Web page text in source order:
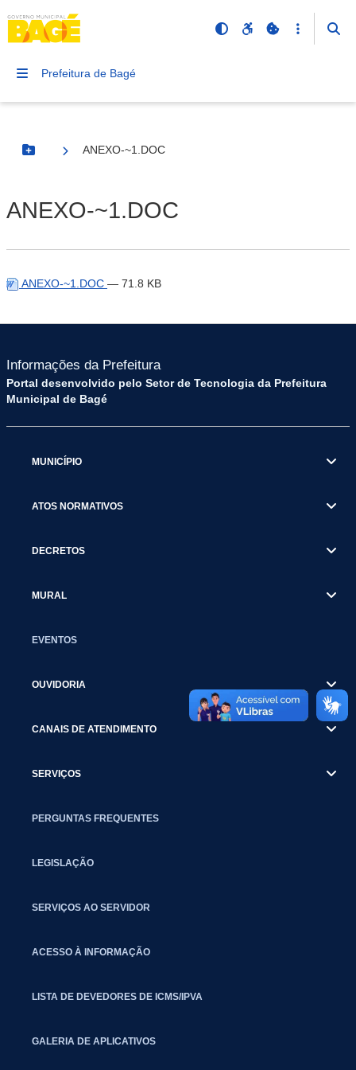
Prefeitura de Bagé
Botão Menu
ANEXO-~1.DOC
ANEXO-~1.DOC
ANEXO-~1.DOC — 71.8 KB
Informações da Prefeitura
Portal desenvolvido pelo Setor de Tecnologia da Prefeitura
Municipal de Bagé
MUNICÍPIO
ATOS NORMATIVOS
DECRETOS
MURAL
EVENTOS
OUVIDORIA
CANAIS DE ATENDIMENTO
SERVIÇOS
PERGUNTAS FREQUENTES
LEGISLAÇÃO
SERVIÇOS AO SERVIDOR
ACESSO À INFORMAÇÃO
LISTA DE DEVEDORES DE ICMS/IPVA
GALERIA DE APLICATIVOS